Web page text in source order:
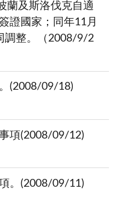
蘭及斯洛伐克自適
證國家；同年11月
調整。（2008/9/2
(2008/09/18)
項(2008/09/12)
。(2008/09/11)